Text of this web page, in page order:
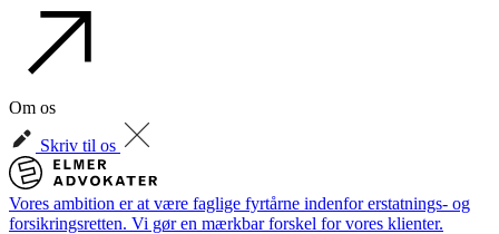
Om os
Skriv til os
Vores ambition er at være faglige fyrtårne indenfor erstatnings- og
forsikringsretten. Vi gør en mærkbar forskel for vores klienter.